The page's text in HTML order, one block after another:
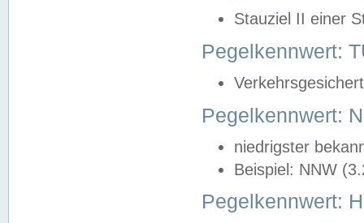
Stauziel II einer
Pegelkennwert:
Pegelkennwert:
niedrigster
Beispiel: NNW
Pegelkennwert: